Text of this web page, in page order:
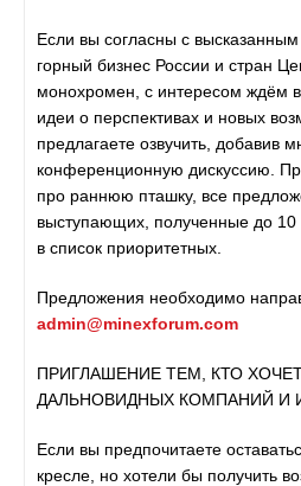
Если вы согласны с
горный бизнес России и стран
монохромен, с интересом ждём
идеи о перспективах и новых
предлагаете озвучить, добавив
конференционную дискуссию.
про раннюю пташку, все
выступающих, полученные до 10
в список приоритетных.
Предложения необходимо
admin@minexforum.com
ПРИГЛАШЕНИЕ ТЕМ, КТО
ДАЛЬНОВИДНЫХ КОМПАНИЙ И
Если вы предпочитаете
кресле, но хотели бы получить